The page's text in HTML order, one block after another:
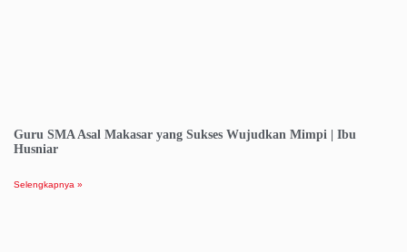
Guru SMA Asal Makasar yang Sukses Wujudkan Mimpi | Ibu
Husniar
Selengkapnya »